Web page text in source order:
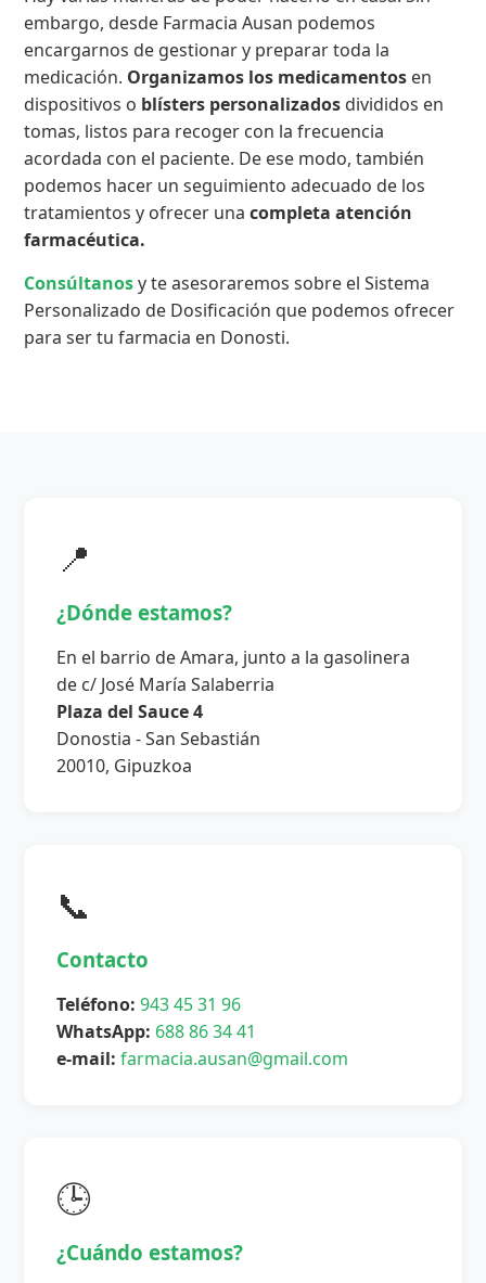
embargo, desde Farmacia Ausan podemos
encargarnos de gestionar y preparar toda la
medicación. Organizamos los medicamentos en
dispositivos o blísters personalizados divididos en
tomas, listos para recoger con la frecuencia
acordada con el paciente. De ese modo, también
podemos hacer un seguimiento adecuado de los
tratamientos y ofrecer unacompleta atención
farmacéutica.
Consúltanosy te asesoraremos sobre el Sistema
Personalizado de Dosificación que podemos ofrecer
para ser tu farmacia en Donosti.
📍
¿Dónde estamos?
En el barrio de Amara, junto a la gasolinera
de c/ José María Salaberria
Plaza del Sauce 4
Donostia - San Sebastián
20010, Gipuzkoa
📞
Contacto
Teléfono: 943 45 31 96
WhatsApp: 688 86 34 41
e-mail: farmacia.ausan@gmail.com
🕒
¿Cuándo estamos?